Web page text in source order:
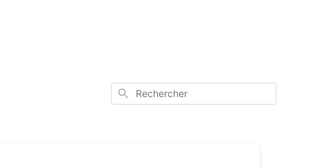
Rechercher